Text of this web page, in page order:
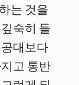
는 것을
숙히 들
대보다
고 통반